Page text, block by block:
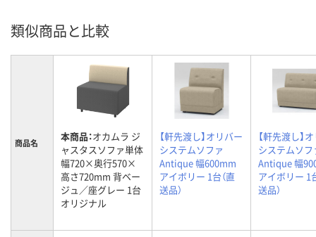
類似商品と比較
商品名 本商品：オカムラ ジ
ャスタスソファ単体
幅720×奥行570×
高さ720mm 背ベー
ジュ／座グレー 1台
オリジナル
【軒先渡し】オリバー
システムソファ
Antique 幅600mm
アイボリー 1台（直
送品）
【軒先渡し】
システムソフ
Antique 幅
アイボリー 1
送品）